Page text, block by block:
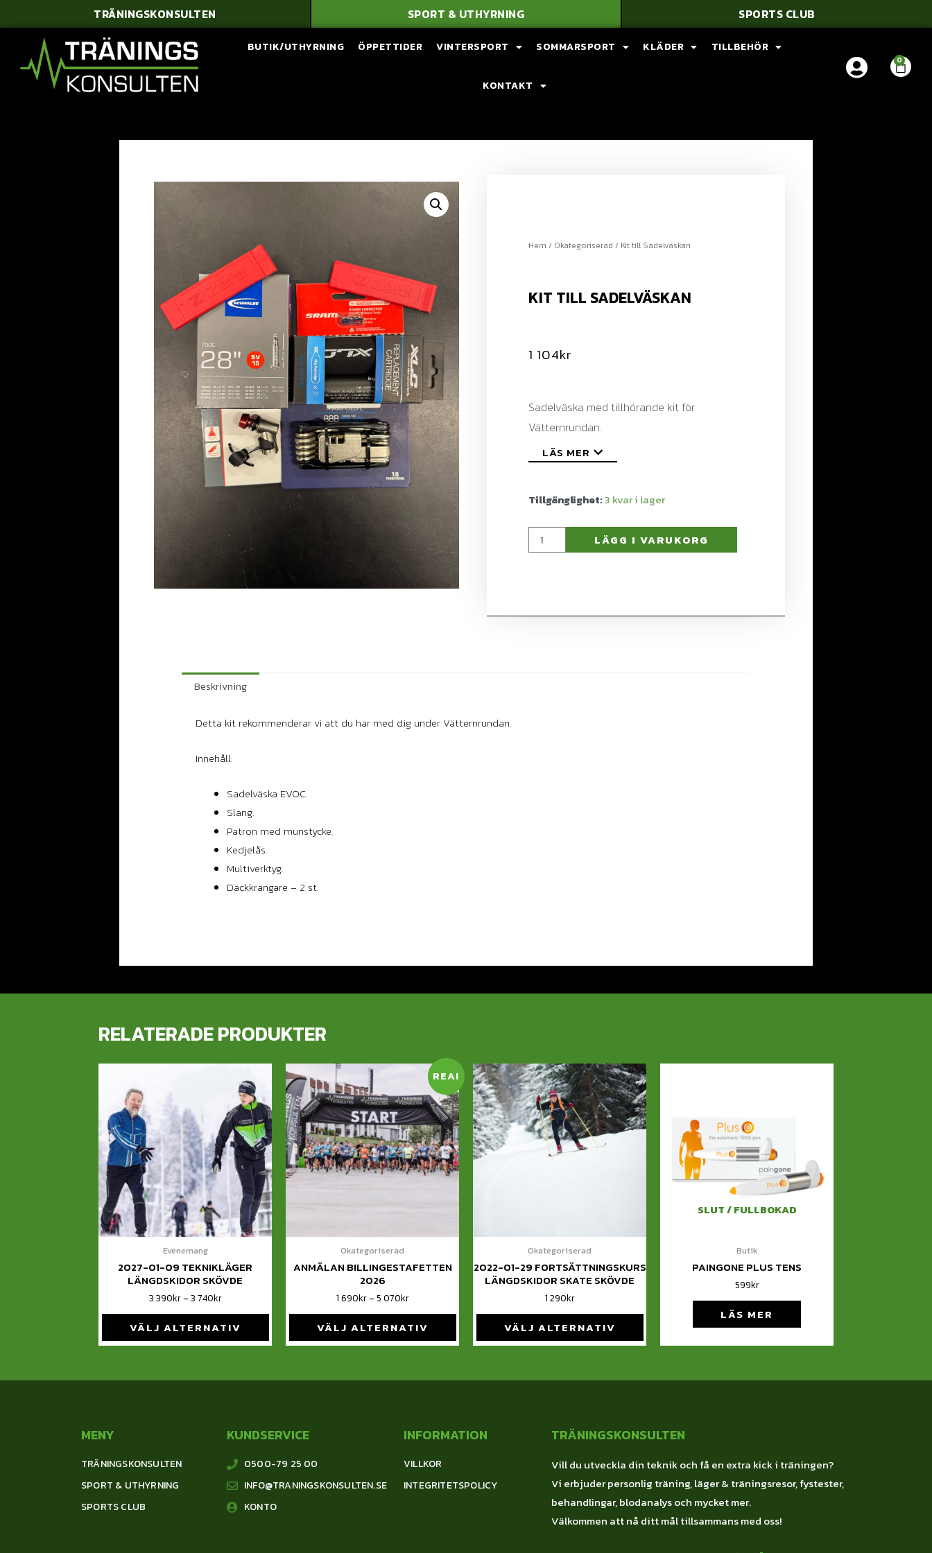
TRÄNINGSKONSULTEN SPORT & UTHYRNING SPORTS CLUB
BUTIK/UTHYRNING ÖPPETTIDER VINTERSPORT SOMMARSPORT KLÄDER TILLBEHÖR
KONTAKT
Hem / Okategoriserad / Kit till Sadelväskan
KIT TILL SADELVÄSKAN
1 104kr
Sadelväska med tillhörande kit för
Vätternrundan.
LÄS MER
Tillgänglighet:3
LÄGG I VARUKORG
Beskrivning
Detta kit rekommenderar vi att du har med dig under Vätternrundan.
Innehåll:
Sadelväska EVOC.
Slang.
Patron med munstycke.
Kedjelås.
Multiverktyg.
Däckkrängare – 2 st.
RELATERADE PRODUKTER
Evenemang
2027-01-09 TEKNIKLÄGER
LÄNGDSKIDOR SKÖVDE
3 390kr–3 740kr
VÄLJ ALTERNATIV
REA!
Okategoriserad
ANMÄLAN BILLINGESTAFETTEN
2026
1 690kr–5 070kr
VÄLJ ALTERNATIV
Okategoriserad
2022-01-29 FORTSÄTTNINGSKURS
LÄNGDSKIDOR SKATE SKÖVDE
1 290kr
VÄLJ ALTERNATIV
SLUT / FULLBOKAD
Butik
PAINGONE PLUS TENS
599kr
LÄS MER
MENY
TRÄNINGSKONSULTEN
SPORT & UTHYRNING
SPORTS CLUB
KUNDSERVICE
0500-79 25 00
INFO@TRANINGSKONSULTEN.SE
KONTO
INFORMATION
VILLKOR
INTEGRITETSPOLICY
TRÄNINGSKONSULTEN
Vill du utveckla din teknik och få en extra kick i träningen?
Vi erbjuder personlig träning, läger & träningsresor, fystester,
behandlingar, blodanalys och mycket mer.
Välkommen att nå ditt mål tillsammans med oss!